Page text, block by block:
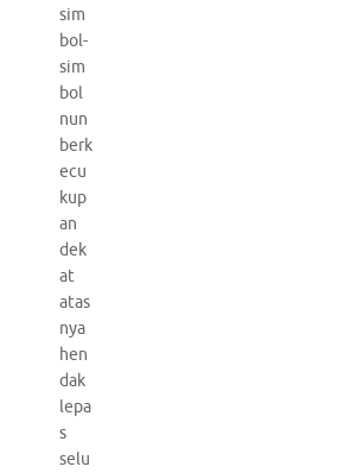
sim
bol-
sim
bol
nun
berk
ecu
kup
an
dek
at
atas
nya
hen
dak
lepa
s
selu